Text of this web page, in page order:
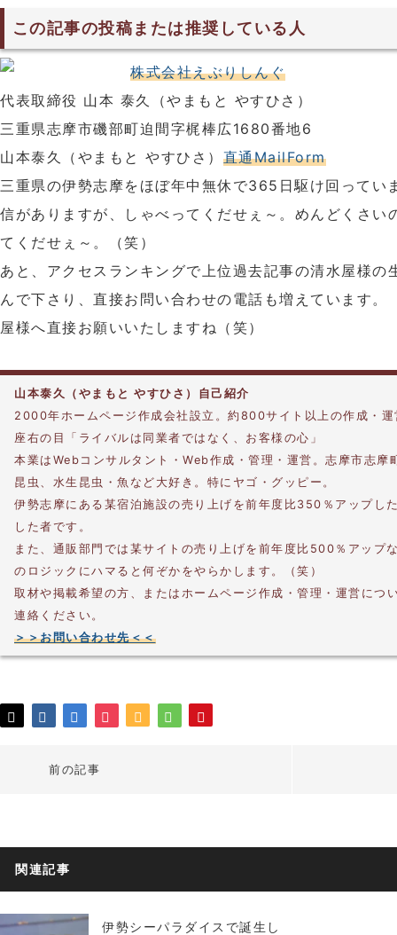
この記事の投稿または推奨している人
株式会社えぶりしんぐ
代表取締役 山本 泰久（やまもと やすひさ）
三重県志摩市磯部町迫間字梶棒広1680番地6
山本泰久（やまもと やすひさ） 直通MailForm
三重県の伊勢志摩をほぼ年中無休で365日駆け回ってい
信がありますが、しゃべってくだせぇ～。めんどくさい
てくだせぇ～。（笑）
あと、アクセスランキングで上位過去記事の清水屋様の
んで下さり、直接お問い合わせの電話も増えています。
屋様へ直接お願いいたしますね（笑）
山本泰久（やまもと やすひさ）自己紹介
2000年ホームページ作成会社設立。約800サイト以上の作成・運
座右の目「ライバルは同業者ではなく、お客様の心」
本業はWebコンサルタント・Web作成・管理・運営。志摩市志摩
昆虫、水生昆虫・魚など大好き。特にヤゴ・グッピー。
伊勢志摩にある某宿泊施設の売り上げを前年度比350％アップし
した者です。
また、通販部門では某サイトの売り上げを前年度比500％アップ
のロジックにハマると何ぞかをやらかします。（笑）
取材や掲載希望の方、またはホームページ作成・管理・運営につ
連絡ください。
＞＞お問い合わせ先＜＜
前の記事
関連記事
伊勢シーパラダイスで誕生し